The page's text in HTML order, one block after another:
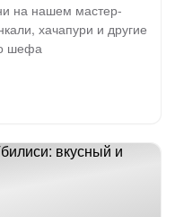
на нашем мастер-
хачапури и другие
шефа